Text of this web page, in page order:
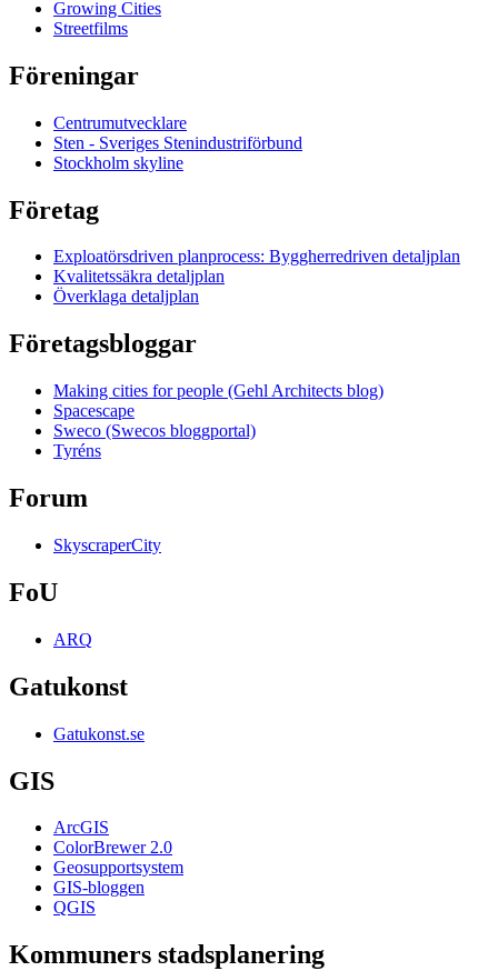
Growing Cities
Streetfilms
Föreningar
Centrumutvecklare
Sten - Sveriges Stenindustriförbund
Stockholm skyline
Företag
Exploatörsdriven planprocess: Byggherredriven detaljplan
Kvalitetssäkra detaljplan
Överklaga detaljplan
Företagsbloggar
Making cities for people (Gehl Architects blog)
Spacescape
Sweco (Swecos bloggportal)
Tyréns
Forum
SkyscraperCity
FoU
ARQ
Gatukonst
Gatukonst.se
GIS
ArcGIS
ColorBrewer 2.0
Geosupportsystem
GIS-bloggen
QGIS
Kommuners stadsplanering